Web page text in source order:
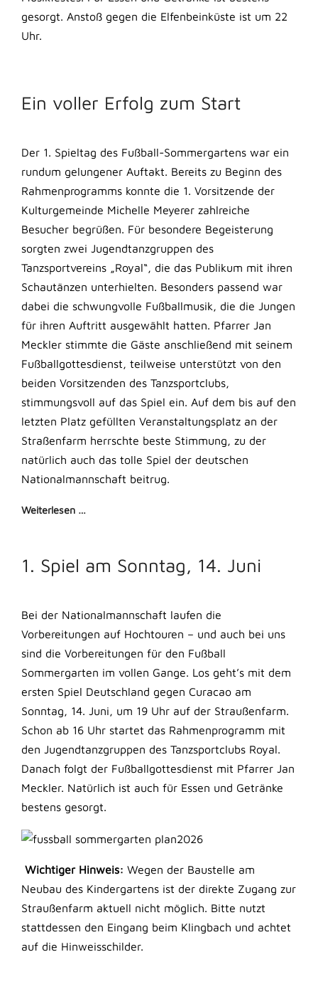
gesorgt. Anstoß gegen die Elfenbeinküste ist um 22
Uhr.
Ein voller Erfolg zum Start
Der 1. Spieltag des Fußball-Sommergartens war ein
rundum gelungener Auftakt. Bereits zu Beginn des
Rahmenprogramms konnte die 1. Vorsitzende der
Kulturgemeinde Michelle Meyerer zahlreiche
Besucher begrüßen. Für besondere Begeisterung
sorgten zwei Jugendtanzgruppen des
Tanzsportvereins „Royal“, die das Publikum mit ihren
Schautänzen unterhielten. Besonders passend war
dabei die schwungvolle Fußballmusik, die die Jungen
für ihren Auftritt ausgewählt hatten. Pfarrer Jan
Meckler stimmte die Gäste anschließend mit seinem
Fußballgottesdienst, teilweise unterstützt von den
beiden Vorsitzenden des Tanzsportclubs,
stimmungsvoll auf das Spiel ein. Auf dem bis auf den
letzten Platz gefüllten Veranstaltungsplatz an der
Straßenfarm herrschte beste Stimmung, zu der
natürlich auch das tolle Spiel der deutschen
Nationalmannschaft beitrug.
Weiterlesen …
1. Spiel am Sonntag, 14. Juni
Bei der Nationalmannschaft laufen die
Vorbereitungen auf Hochtouren – und auch bei uns
sind die Vorbereitungen für den Fußball
Sommergarten im vollen Gange. Los geht’s mit dem
ersten Spiel Deutschland gegen Curacao am
Sonntag, 14. Juni, um 19 Uhr auf der Straußenfarm.
Schon ab 16 Uhr startet das Rahmenprogramm mit
den Jugendtanzgruppen des Tanzsportclubs Royal.
Danach folgt der Fußballgottesdienst mit Pfarrer Jan
Meckler. Natürlich ist auch für Essen und Getränke
bestens gesorgt.
Wichtiger Hinweis: Wegen der Baustelle am
Neubau des Kindergartens ist der direkte Zugang zur
Straußenfarm aktuell nicht möglich. Bitte nutzt
stattdessen den Eingang beim Klingbach und achtet
auf die Hinweisschilder.